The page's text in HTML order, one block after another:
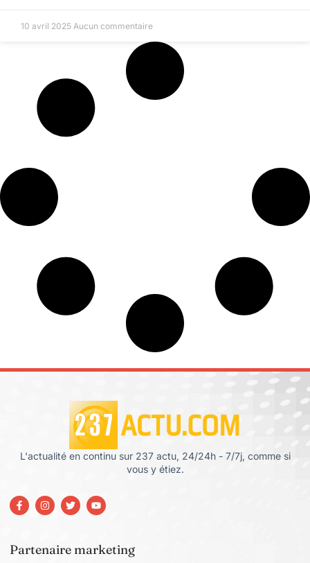
10 avril 2025 Aucun commentaire
L'actualité en continu sur 237 actu, 24/24h - 7/7j, comme si
vous y étiez.
Partenaire marketing